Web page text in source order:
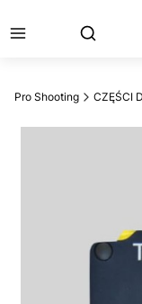
Otwórz
Pro Shooting CZĘŚCI